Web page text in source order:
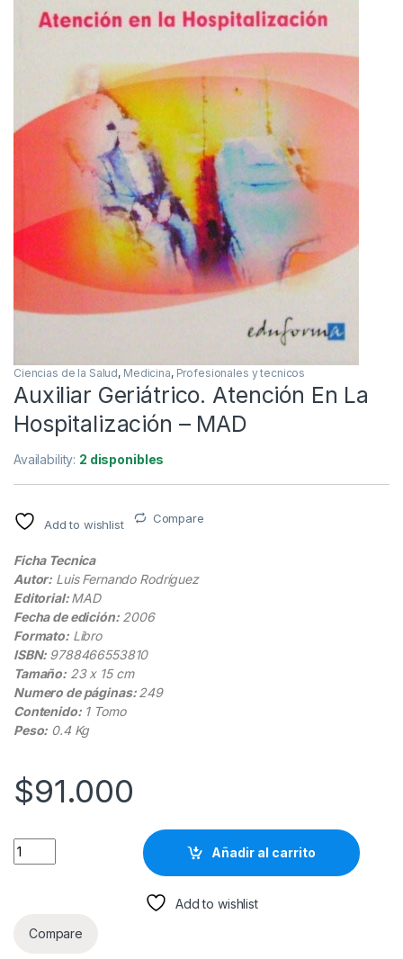
Ciencias de la Salud, Medicina, Profesionales y tecnicos
Auxiliar Geriátrico. Atención En La
Hospitalización – MAD
Availability: 2 disponibles
Add to wishlist Compare
Ficha Tecnica
Autor: Luis Fernando Rodríguez
Editorial:MAD
Fecha de edición:2006
Formato:Libro
ISBN: 9788466553810
Tamaño: 23 x 15 cm
Numero de páginas: 249
Contenido:1 Tomo
Peso: 0.4 Kg
$91.000
Auxiliar Geriátrico. Atención En La Hospitalización - MAD
Añadir al carrito
Add to wishlist
Compare